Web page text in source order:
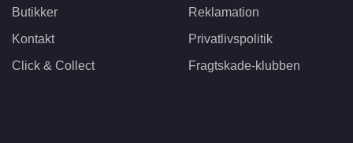
Butikker
Kontakt
Click & Collect
Reklamation
Privatlivspolitik
Fragtskade-klubben